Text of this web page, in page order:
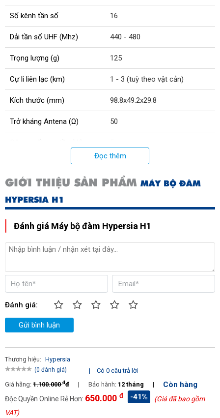
Số kênh tần số 16
Dải tần số UHF (Mhz) 440 - 480
Trọng lượng (g) 125
Cự li liên lạc (km) 1 - 3 (tuỳ theo vật cản)
Kích thước (mm) 98.8x49.2x29.8
Trở kháng Antena (Ω) 50
12.5/25
Công suất âm thanh (W) 0.5
Loại pin chuẩn Li-ion
Điện áp pin (V) 3.7
Chuẩn kín khít IP65
Đọc thêm
GIỚI THIỆU SẢN PHẨM MÁY BỘ ĐÀM
HYPERSIA H1
Đánh giá Máy bộ đàm Hypersia H1
Đánh giá:
Gửi bình luận
Thương hiệu: Hypersia
(0 đánh giá) |
Có 0 câu trả lời
Giá hãng: 1.100.000đđ | Bảo hành: 12 tháng | Còn hàng
Độc Quyền Online Rẻ Hơn: 650.000 đ -41%
(Giá đã bao gồm
VAT)